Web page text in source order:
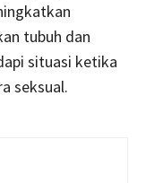
tubuh dan
situasi ketika
seksual.